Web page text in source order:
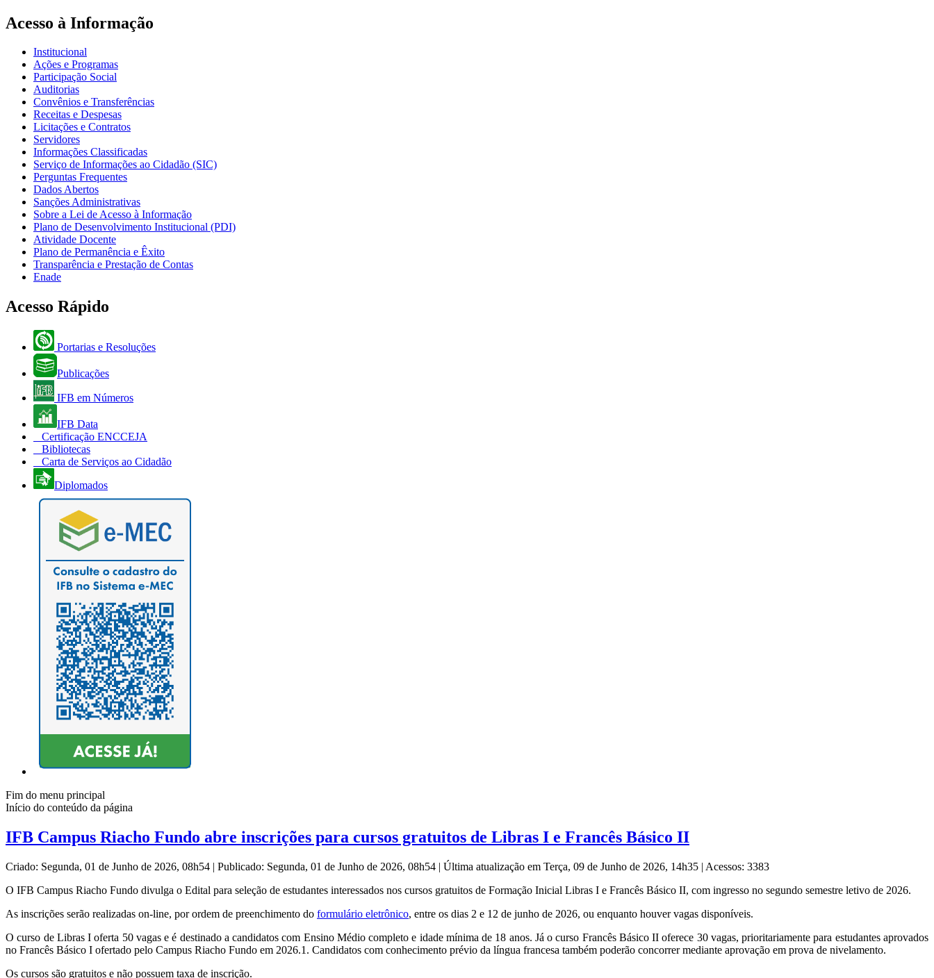
Acesso à Informação
Institucional
Ações e Programas
Participação Social
Auditorias
Convênios e Transferências
Receitas e Despesas
Licitações e Contratos
Servidores
Informações Classificadas
Serviço de Informações ao Cidadão (SIC)
Perguntas Frequentes
Dados Abertos
Sanções Administrativas
Sobre a Lei de Acesso à Informação
Plano de Desenvolvimento Institucional (PDI)
Atividade Docente
Plano de Permanência e Êxito
Transparência e Prestação de Contas
Enade
Acesso Rápido
Portarias e Resoluções
Publicações
IFB em Números
IFB Data
Certificação ENCCEJA
Bibliotecas
Carta de Serviços ao Cidadão
Diplomados
Fim do menu principal
Início do conteúdo da página
IFB Campus Riacho Fundo abre inscrições para cursos gratuitos de Libras I e Francês Básico II
Criado: Segunda, 01 de Junho de 2026, 08h54 | Publicado: Segunda, 01 de Junho de 2026, 08h54 | Última atualização em Terça, 09 de Junho de 2026, 14h35 | Acessos: 3383
O IFB Campus Riacho Fundo divulga o Edital para seleção de estudantes interessados nos cursos gratuitos de Formação Inicial Libras I e Francês Básico II, com ingresso no segundo semestre letivo de 2026.
As inscrições serão realizadas on-line, por ordem de preenchimento do formulário eletrônico, entre os dias 2 e 12 de junho de 2026, ou enquanto houver vagas disponíveis.
O curso de Libras I oferta 50 vagas e é destinado a candidatos com Ensino Médio completo e idade mínima de 18 anos. Já o curso Francês Básico II oferece 30 vagas, prioritariamente para estudantes aprovados
no Francês Básico I ofertado pelo Campus Riacho Fundo em 2026.1. Candidatos com conhecimento prévio da língua francesa também poderão concorrer mediante aprovação em prova de nivelamento.
Os cursos são gratuitos e não possuem taxa de inscrição.